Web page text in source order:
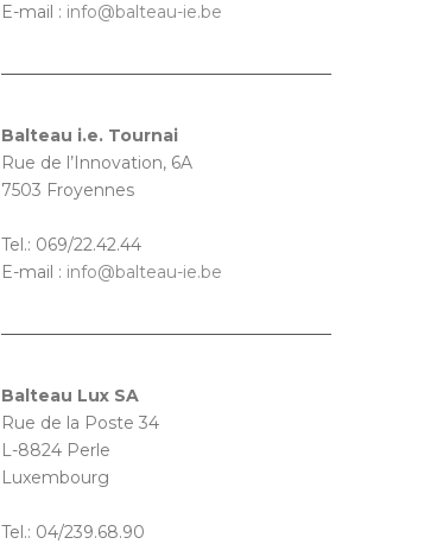
E-mail : info@balteau-ie.be
Balteau i.e. Tournai
Rue de l’Innovation, 6A
7503 Froyennes
Tel.: 069/22.42.44
E-mail : info@balteau-ie.be
Balteau Lux SA
Rue de la Poste 34
L-8824 Perle
Luxembourg
Tel.: 04/239.68.90